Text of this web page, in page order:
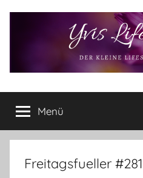
Yvis
Lifestyle
Lifestyle
Blog
–
Lifestyle,
Rezensionen,
Menü
Freitagsfueller #281